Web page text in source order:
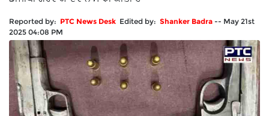
Reported by: PTC News Desk Edited by: Shanker Badra -- May 21st
2025 04:08 PM